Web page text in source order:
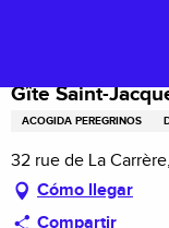
principal
Gîte Saint-
ACOGIDA PEREGRINOS
32 rue de La
Cómo llegar
Compartir